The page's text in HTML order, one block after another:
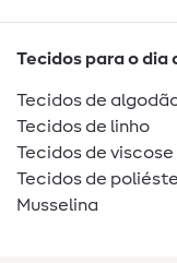
Tecidos para o dia
Tecidos de
Tecidos de linho
Tecidos de viscose
Tecidos de
Musselina